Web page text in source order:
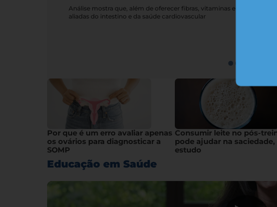
Análise mostra que, além de oferecer fibras, vitaminas e sais
aliadas do intestino e da saúde cardiovascular
Por que é um erro avaliar apenas
os ovários para diagnosticar a
SOMP
Consumir leite no pós-
pode ajudar na saciedade,
estudo
Educação em Saúde